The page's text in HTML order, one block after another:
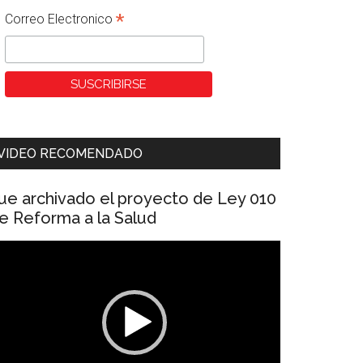
Correo Electronico *
RECOMENDADO
archivado el proyecto de Ley 010
Reforma a la Salud